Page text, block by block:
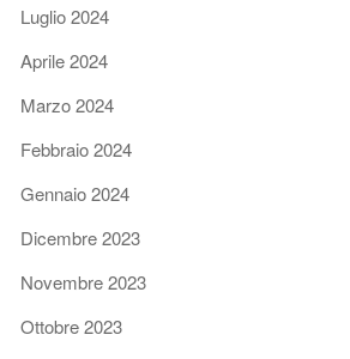
Luglio 2024
Aprile 2024
Marzo 2024
Febbraio 2024
Gennaio 2024
Dicembre 2023
Novembre 2023
Ottobre 2023